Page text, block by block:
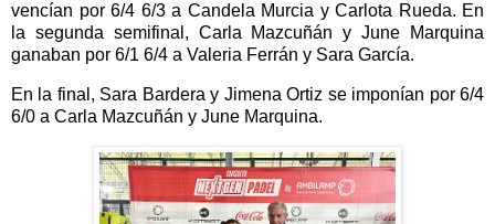
vencían por 6/4 6/3 a Candela Murcia y Carlota Rueda. En
la segunda semifinal, Carla Mazcuñán y June Marquina
ganaban por 6/1 6/4 a Valeria Ferrán y Sara García.
En la final, Sara Bardera y Jimena Ortiz se imponían por 6/4
6/0 a Carla Mazcuñán y June Marquina.